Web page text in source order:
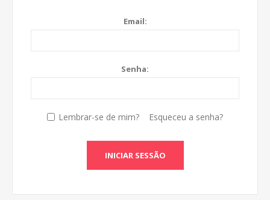
Email:
Senha:
Lembrar-se de mim? Esqueceu a senha?
INICIAR SESSÃO